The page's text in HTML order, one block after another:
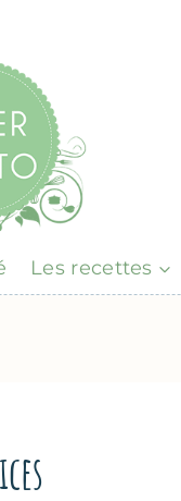
Les recettes